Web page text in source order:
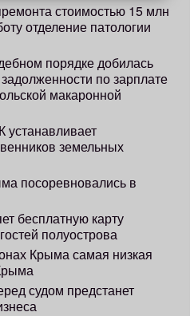
стоимостью 15 млн
отделение патологии
порядке добилась
по зарплате
макаронной
земельных
посоревновались в
бесплатную карту
полуострова
Крыма самая низкая
судом предстанет